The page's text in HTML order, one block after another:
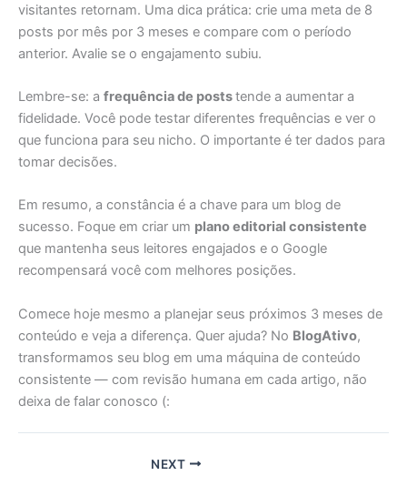
visitantes retornam. Uma dica prática: crie uma meta de 8
posts por mês por 3 meses e compare com o período
anterior. Avalie se o engajamento subiu.
Lembre-se: a frequência de poststende a aumentar a
fidelidade. Você pode testar diferentes frequências e ver o
que funciona para seu nicho. O importante é ter dados para
tomar decisões.
Em resumo, a constância é a chave para um blog de
sucesso. Foque em criar um plano editorial consistente
que mantenha seus leitores engajados e o Google
recompensará você com melhores posições.
Comece hoje mesmo a planejar seus próximos 3 meses de
conteúdo e veja a diferença. Quer ajuda? No BlogAtivo,
transformamos seu blog em uma máquina de conteúdo
consistente — com revisão humana em cada artigo, não
deixa de falar conosco (:
NEXT